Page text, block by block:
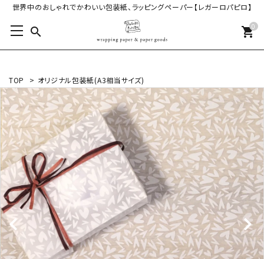
世界中のおしゃれでかわいい包装紙、ラッピングペーパー【レガーロパピロ】
search 0
shopping_cart
TOP > オリジナル包装紙(A3相当サイズ)